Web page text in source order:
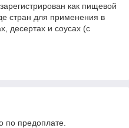
как пищевой
стран для применения в
десертах и соусах (с
по предоплате.